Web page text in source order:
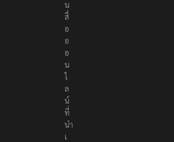
น
สื่
อ
อ
อ
น
ไ
ล
น์
ที่
นำ
เ